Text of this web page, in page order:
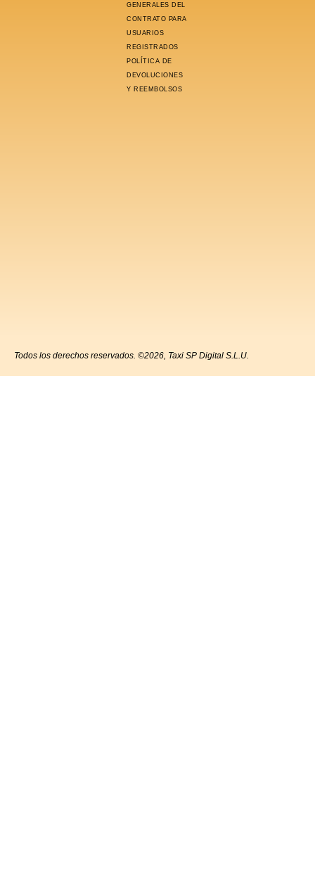
GENERALES DEL
CONTRATO PARA
USUARIOS
REGISTRADOS
POLÍTICA DE
DEVOLUCIONES
Y REEMBOLSOS
Todos los derechos reservados. ©2026, Taxi SP Digital S.L.U.